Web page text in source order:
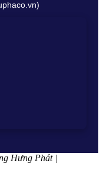
Hưng Phát |